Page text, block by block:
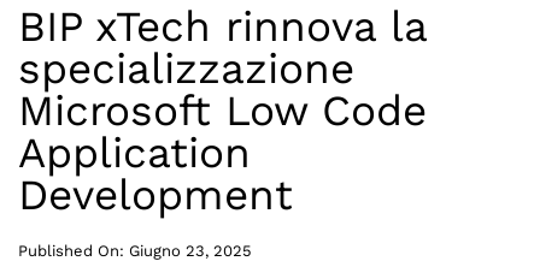
BIP xTech rinnova la
specializzazione
Microsoft Low Code
Application
Development
Published On: Giugno 23, 2025